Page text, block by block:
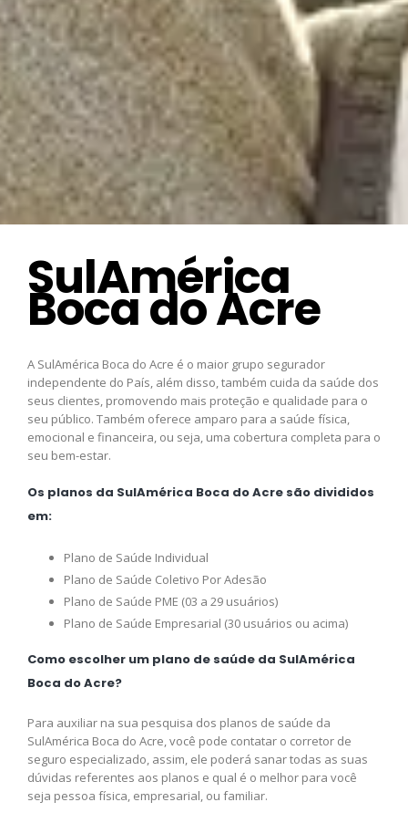
SulAmérica
Boca do Acre
A SulAmérica Boca do Acre é o maior grupo segurador
independente do País, além disso, também cuida da saúde dos
seus clientes, promovendo mais proteção e qualidade para o
seu público. Também oferece amparo para a saúde física,
emocional e financeira, ou seja, uma cobertura completa para o
seu bem-estar.
Os planos da SulAmérica Boca do Acre são divididos
em:
Plano de Saúde Individual
Plano de Saúde Coletivo Por Adesão
Plano de Saúde PME (03 a 29 usuários)
Plano de Saúde Empresarial (30 usuários ou acima)
Como escolher um plano de saúde da SulAmérica
Boca do Acre?
Para auxiliar na sua pesquisa dos planos de saúde da
SulAmérica Boca do Acre, você pode contatar o corretor de
seguro especializado, assim, ele poderá sanar todas as suas
dúvidas referentes aos planos e qual é o melhor para você
seja pessoa física, empresarial, ou familiar.